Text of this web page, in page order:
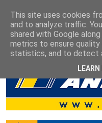
This site uses cookies
and to analyze traffic.
shared with Google
metrics to ensure
statistics, and to detect